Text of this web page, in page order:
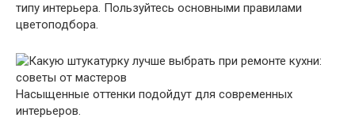
типу интерьера. Пользуйтесь основными правилами
цветоподбора.
Насыщенные оттенки подойдут для современных
интерьеров.